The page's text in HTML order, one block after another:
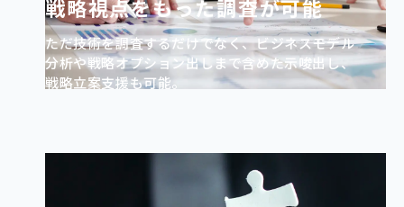
戦略視点をもった調査が可能
ただ技術を調査するだけでなく、ビジネスモデル
分析や戦略オプション出しまで含めた示唆出し、
戦略立案支援も可能。